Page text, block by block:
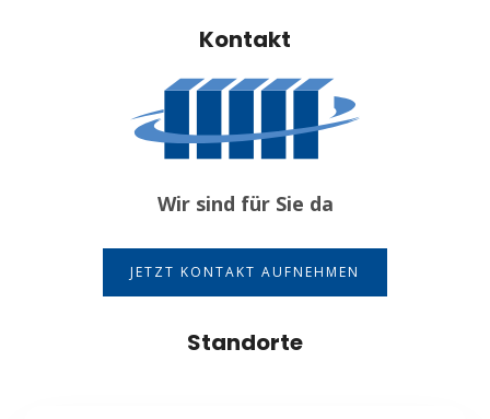
Kontakt
Wir sind für Sie da
JETZT KONTAKT AUFNEHMEN
Standorte